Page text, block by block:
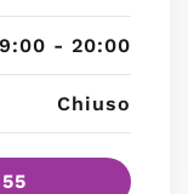
- 20:00
Chiuso